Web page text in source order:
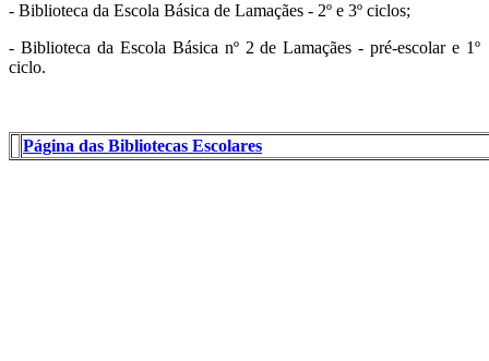
- Biblioteca da Escola Básica de Lamaçães - 2º e 3º ciclos;
- Biblioteca da Escola Básica nº 2 de Lamaçães - pré-escolar e 1º
ciclo.
Página das Bibliotecas Escolares